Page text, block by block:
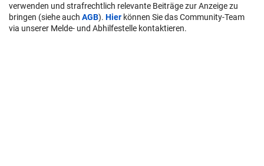
verwenden und strafrechtlich relevante Beiträge zur Anzeige zu
bringen (siehe auch AGB). Hier können Sie das Community-Team
via unserer Melde- und Abhilfestelle kontaktieren.